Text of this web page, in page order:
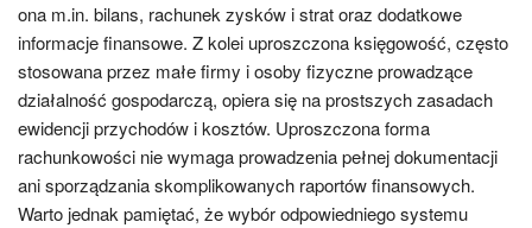
ona m.in. bilans, rachunek zysków i strat oraz dodatkowe
informacje finansowe. Z kolei uproszczona księgowość, często
stosowana przez małe firmy i osoby fizyczne prowadzące
działalność gospodarczą, opiera się na prostszych zasadach
ewidencji przychodów i kosztów. Uproszczona forma
rachunkowości nie wymaga prowadzenia pełnej dokumentacji
ani sporządzania skomplikowanych raportów finansowych.
Warto jednak pamiętać, że wybór odpowiedniego systemu